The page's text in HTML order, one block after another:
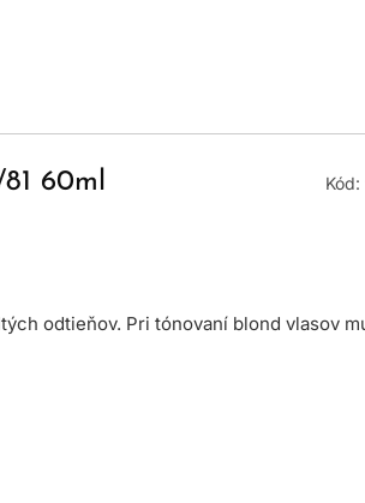
60ml
odtieňov. Pri tónovaní blond vlasov